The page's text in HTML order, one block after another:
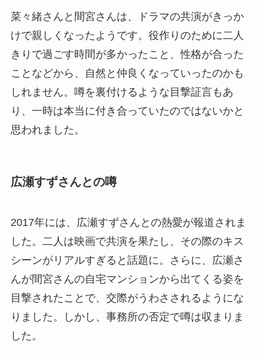
菜々緒さんと間宮さんは、ドラマの共演がきっか
けで親しくなったようです。役作りのために二人
きりで過ごす時間が多かったこと、性格が合った
ことなどから、自然と仲良くなっていったのかも
しれません。噂を裏付けるような目撃証言もあ
り、一時は本当に付き合っていたのではないかと
思われました。
広瀬すずさんとの噂
2017年には、広瀬すずさんとの熱愛が報道されま
した。二人は映画で共演を果たし、その際のキス
シーンがリアルすぎると話題に。さらに、広瀬さ
んが間宮さんの自宅マンションから出てくる姿を
目撃されたことで、交際がうわさされるようにな
りました。しかし、事務所の否定で噂は収まりま
した。